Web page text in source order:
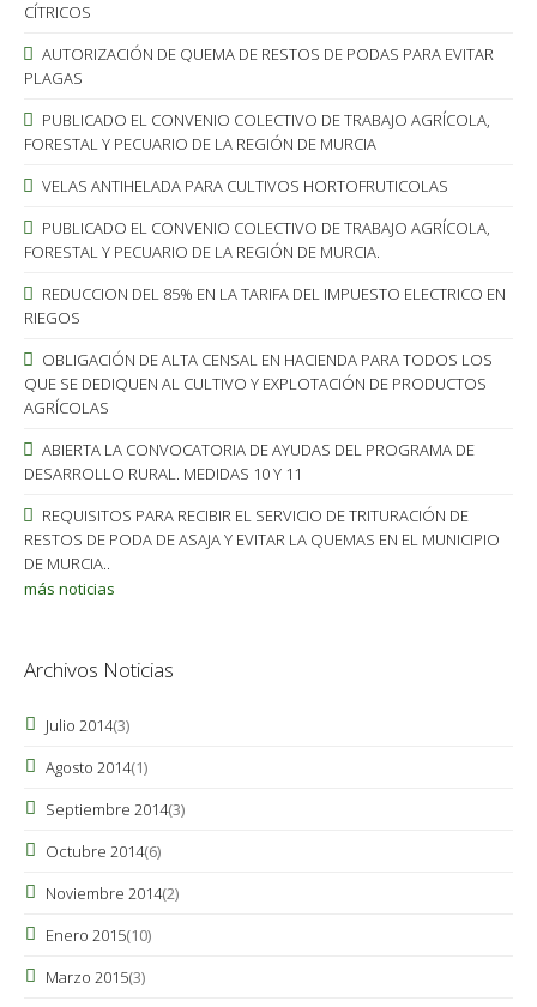
CÍTRICOS
AUTORIZACIÓN DE QUEMA DE RESTOS DE PODAS PARA EVITAR
PLAGAS
PUBLICADO EL CONVENIO COLECTIVO DE TRABAJO AGRÍCOLA,
FORESTAL Y PECUARIO DE LA REGIÓN DE MURCIA
VELAS ANTIHELADA PARA CULTIVOS HORTOFRUTICOLAS
PUBLICADO EL CONVENIO COLECTIVO DE TRABAJO AGRÍCOLA,
FORESTAL Y PECUARIO DE LA REGIÓN DE MURCIA.
REDUCCION DEL 85% EN LA TARIFA DEL IMPUESTO ELECTRICO EN
RIEGOS
OBLIGACIÓN DE ALTA CENSAL EN HACIENDA PARA TODOS LOS
QUE SE DEDIQUEN AL CULTIVO Y EXPLOTACIÓN DE PRODUCTOS
AGRÍCOLAS
ABIERTA LA CONVOCATORIA DE AYUDAS DEL PROGRAMA DE
DESARROLLO RURAL. MEDIDAS 10 Y 11
REQUISITOS PARA RECIBIR EL SERVICIO DE TRITURACIÓN DE
RESTOS DE PODA DE ASAJA Y EVITAR LA QUEMAS EN EL MUNICIPIO
DE MURCIA..
más noticias
Archivos Noticias
Julio 2014(3)
Agosto 2014(1)
Septiembre 2014(3)
Octubre 2014(6)
Noviembre 2014(2)
Enero 2015(10)
Marzo 2015(3)